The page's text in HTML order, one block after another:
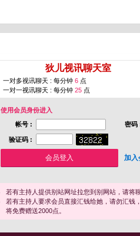
狄儿视讯聊天室
一对多视讯聊天 : 每分钟 6 点
一对一视讯聊天 : 每分钟 25 点
使用会员身份进入
帐号 :
密码
验证码 :
加入
若有主持人提供别站网址拉您到别网站，请将
若有主持人要求会员直接汇钱给她，请勿汇钱
将免费赠送2000点。